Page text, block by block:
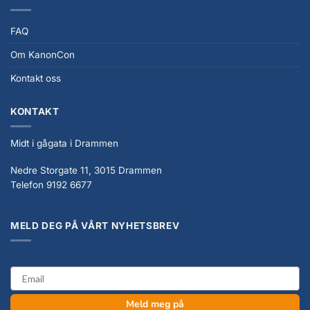
FAQ
Om KanonCon
Kontakt oss
KONTAKT
Midt i gågata i Drammen
Nedre Storgate 11, 3015 Drammen
Telefon 9192 6677
MELD DEG PÅ VÅRT NYHETSBREV
email
Meld meg på